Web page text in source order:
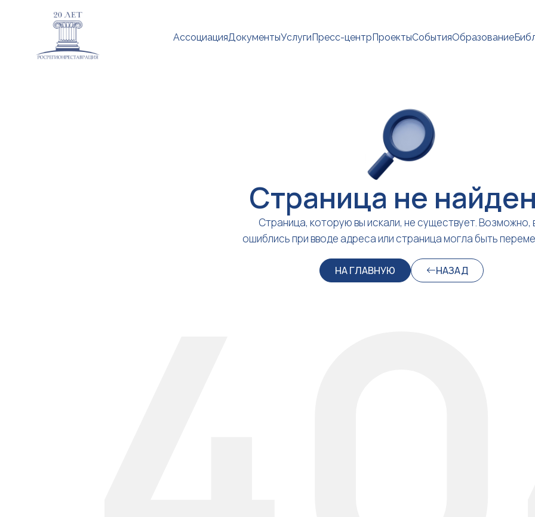
АссоциацияДокументыУслугиПресс-центрПроектыСобытияОбразование
Страница не
Страница, которую вы искали, не существует. Возможно,
ошиблись при вводе адреса или страница могла быть
НА ГЛАВНУЮ НАЗАД